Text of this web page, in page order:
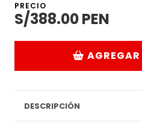
PRECIO
S/388.00 PEN
DESCRIPCIÓN